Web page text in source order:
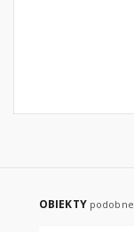
OBIEKTY podobne